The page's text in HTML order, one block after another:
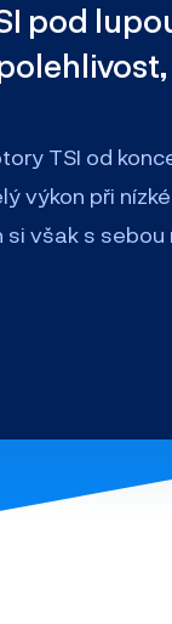
pod
TSI od
výkon při
však s sebou